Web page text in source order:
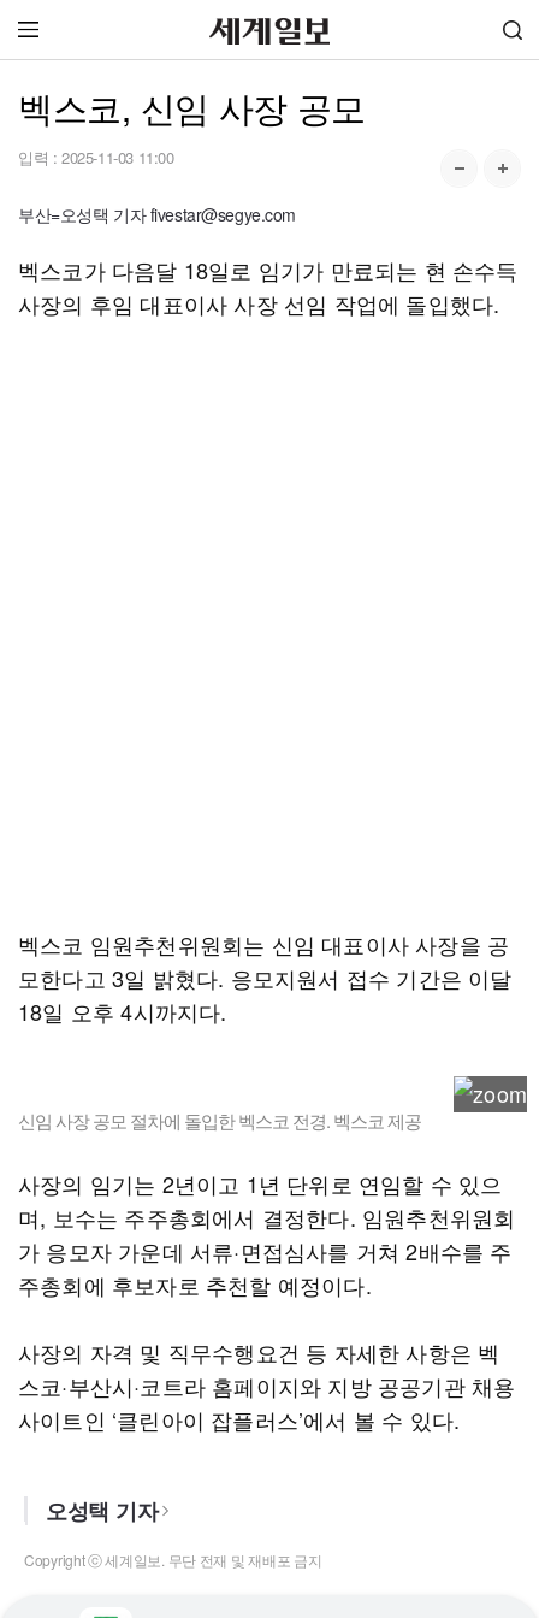
벡스코, 신임 사장 공모
입력 : 2025-11-03 11:00
부산=오성택 기자 fivestar@segye.com
벡스코가 다음달 18일로 임기가 만료되는 현 손수득
사장의 후임 대표이사 사장 선임 작업에 돌입했다.
벡스코 임원추천위원회는 신임 대표이사 사장을 공
모한다고 3일 밝혔다. 응모지원서 접수 기간은 이달
18일 오후 4시까지다.
신임 사장 공모 절차에 돌입한 벡스코 전경. 벡스코 제공
사장의 임기는 2년이고 1년 단위로 연임할 수 있으
며, 보수는 주주총회에서 결정한다. 임원추천위원회
가 응모자 가운데 서류·면접심사를 거쳐 2배수를 주
주총회에 후보자로 추천할 예정이다.
사장의 자격 및 직무수행요건 등 자세한 사항은 벡
스코·부산시·코트라 홈페이지와 지방 공공기관 채용
사이트인 ‘클린아이 잡플러스’에서 볼 수 있다.
오성택 기자
Copyright ⓒ 세계일보. 무단 전재 및 재배포 금지